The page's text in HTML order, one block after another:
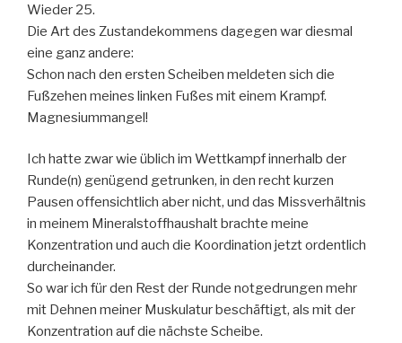
Wieder 25.
Die Art des Zustandekommens dagegen war diesmal
eine ganz andere:
Schon nach den ersten Scheiben meldeten sich die
Fußzehen meines linken Fußes mit einem Krampf.
Magnesiummangel!
Ich hatte zwar wie üblich im Wettkampf innerhalb der
Runde(n) genügend getrunken, in den recht kurzen
Pausen offensichtlich aber nicht, und das Missverhältnis
in meinem Mineralstoffhaushalt brachte meine
Konzentration und auch die Koordination jetzt ordentlich
durcheinander.
So war ich für den Rest der Runde notgedrungen mehr
mit Dehnen meiner Muskulatur beschäftigt, als mit der
Konzentration auf die nächste Scheibe.